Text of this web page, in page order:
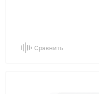
Сравнить